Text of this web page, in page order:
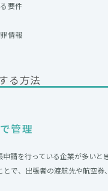
要件
情報
る方法
管理
請を行っている企業が多いと
とで、出張者の渡航先や航空券